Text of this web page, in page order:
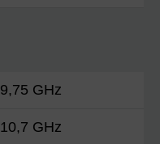
9,75 GHz
10,7 GHz